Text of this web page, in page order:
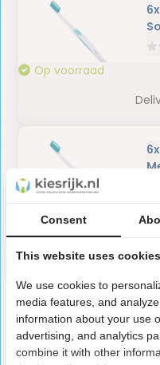
Op voorraad
1 4
Consent
This website uses cookies
We use cookies to
media features, and
information about your use
advertising, and analytics
combine it with other